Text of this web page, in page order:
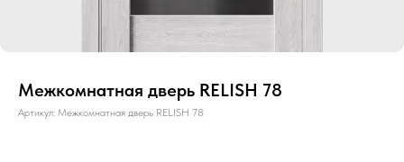
Межкомнатная дверь RELISH 78
Артикул: Межкомнатная дверь RELISH 78